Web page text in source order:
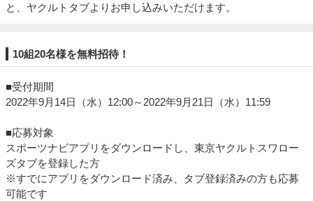
と、ヤクルトタブよりお申し込みいただけます。
10組20名様を無料招待！
■受付期間
2022年9月14日（水）12:00～2022年9月21日（水）11:59
■応募対象
スポーツナビアプリをダウンロードし、東京ヤクルトスワロー
ズタブを登録した方
※すでにアプリをダウンロード済み、タブ登録済みの方も応募
可能です